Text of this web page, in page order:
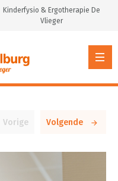
Kinderfysio & Ergotherapie De
Vlieger
Vorige Volgende